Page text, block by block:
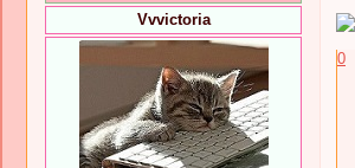
Vvvictoria
0